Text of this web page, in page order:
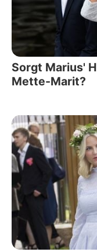
Sorgt Marius'
Mette-Marit?